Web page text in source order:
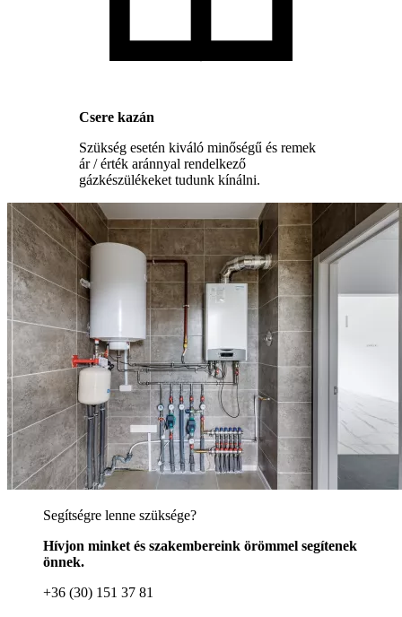
Csere kazán
Szükség esetén kiváló minőségű és remek
ár / érték aránnyal rendelkező
gázkészülékeket tudunk kínálni.
Segítségre lenne szüksége?
Hívjon minket és szakembereink örömmel segítenek
önnek.
+36 (30) 151 37 81